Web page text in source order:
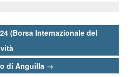
(Borsa Internazionale del
di Anguilla →